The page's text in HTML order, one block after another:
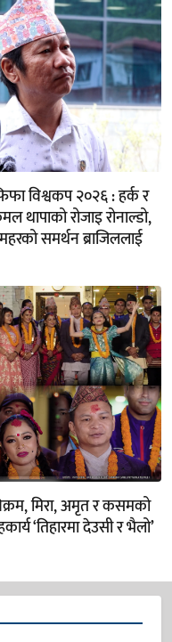
विश्वकप २०२६ : हर्क र
थापाको रोजाइ रोनाल्डो,
समर्थन ब्राजिललाई
मिरा, अमृत र कसमको
‘तिहारमा देउसी र भैलो’